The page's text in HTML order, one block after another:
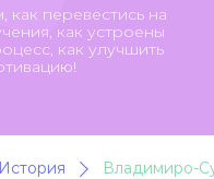
перевестись на
как устроены
как улучшить
История Владимиро-